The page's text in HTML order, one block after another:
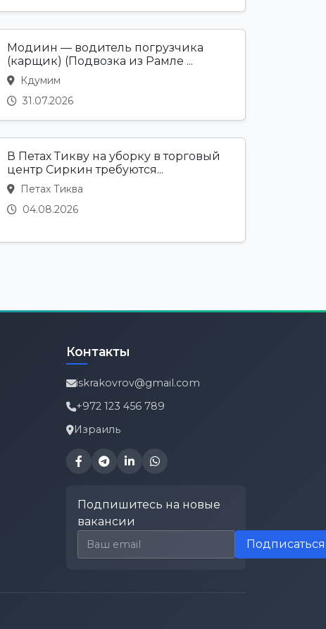
Модиин — водитель погрузчика
(карщик) (Подвозка из Рамле ...
Кдумим
31.07.2026
В Петах Тикву на уборку в торговый
центр Сиркин требуются...
Петах Тиква
04.08.2026
Контакты
iskrakovrov@gmail.com
+972 123 456 789
Израиль
Подпишитесь на новые
вакансии
Email для подписки
Подписаться